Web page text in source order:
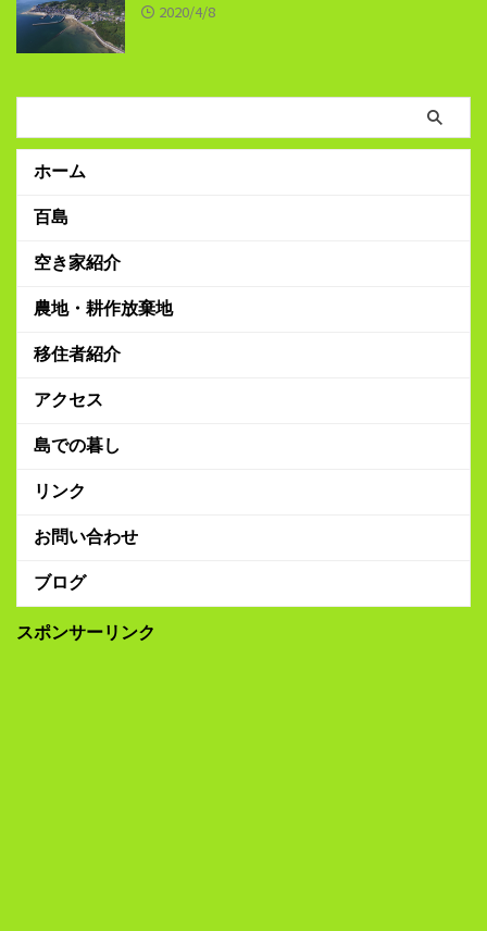
2020/4/8
ホーム
百島
空き家紹介
農地・耕作放棄地
移住者紹介
アクセス
島での暮し
リンク
お問い合わせ
ブログ
スポンサーリンク